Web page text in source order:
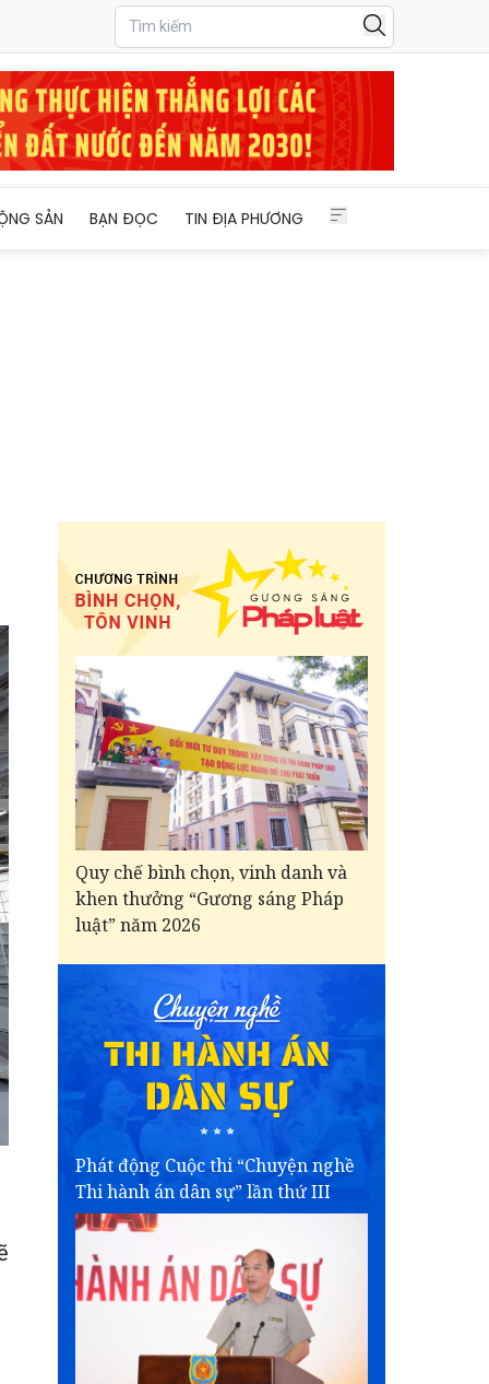
SẢN BẠN ĐỌC TIN ĐỊA PHƯƠNG
Quy chế bình chọn, vinh danh và
khen thưởng “Gương sáng Pháp
luật” năm 2026
Phát động Cuộc thi “Chuyện nghề
Thi hành án dân sự” lần thứ III